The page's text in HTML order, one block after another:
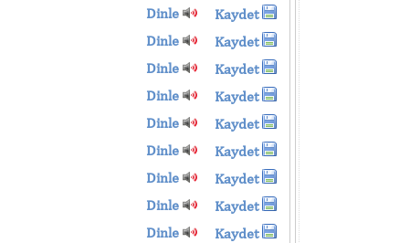
Dinle
Kaydet
Dinle
Kaydet
Dinle
Kaydet
Dinle
Kaydet
Dinle
Kaydet
Dinle
Kaydet
Dinle
Kaydet
Dinle
Kaydet
Dinle
Kaydet